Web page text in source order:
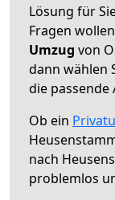
Lösung für
Fragen
Umzug von
dann wählen
die
Ob ein
nach
problemlos